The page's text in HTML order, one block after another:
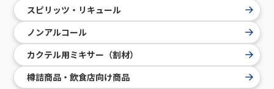
スピリッツ・リキュール
ノンアルコール
カクテル用ミキサー（割材）
樽詰商品・飲食店向け商品